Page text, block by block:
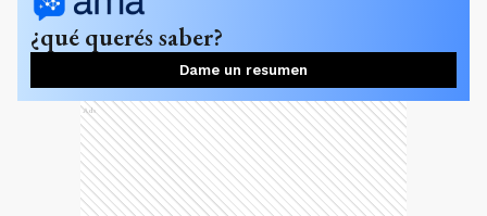
¿qué querés saber?
Dame un resumen
Ads